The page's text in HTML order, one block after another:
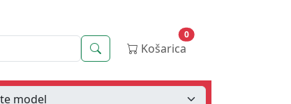
Iskanje Košarica
0